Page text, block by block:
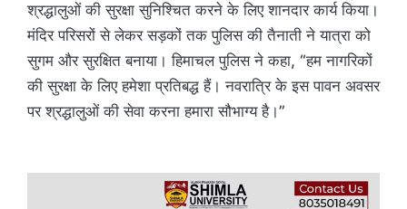
श्रद्धालुओं की सुरक्षा सुनिश्चित करने के लिए शानदार कार्य किया।
मंदिर परिसरों से लेकर सड़कों तक पुलिस की तैनाती ने यात्रा को
सुगम और सुरक्षित बनाया। हिमाचल पुलिस ने कहा, “हम नागरिकों
की सुरक्षा के लिए हमेशा प्रतिबद्ध हैं। नवरात्रि के इस पावन अवसर
पर श्रद्धालुओं की सेवा करना हमारा सौभाग्य है।”